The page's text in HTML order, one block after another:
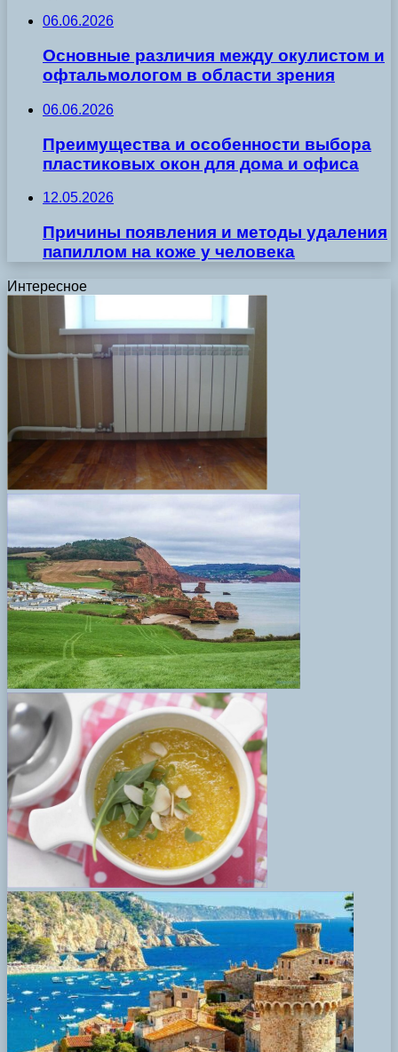
06.06.2026
Основные различия между окулистом и
офтальмологом в области зрения
06.06.2026
Преимущества и особенности выбора
пластиковых окон для дома и офиса
12.05.2026
Причины появления и методы удаления
папиллом на коже у человека
Интересное